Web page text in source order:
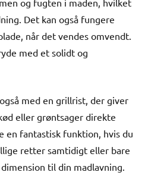
Det kan også fungere
når det vendes omvendt.
med et solidt og
med en grillrist, der giver
eller grøntsager direkte
en fantastisk funktion, hvis du
retter samtidigt eller bare
til din madlavning.